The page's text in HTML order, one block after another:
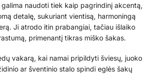
naudoti tiek kaip pagrindinį akcentą,
detalę, sukuriant vientisą, harmoningą
Ji atrodo itin prabangiai, tačiau išlaiko
primenantį tikras miško šakas.
vakarą, kai namai pripildyti šviesų, juoko
ar šventinio stalo spindi eglės šakų